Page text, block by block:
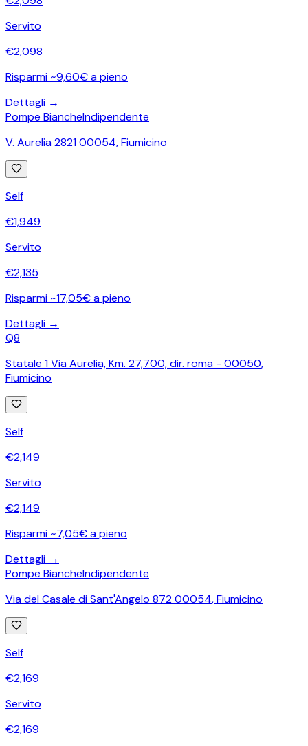
Servito
€2,098
Risparmi ~9,60€ a pieno
Dettagli →
Pompe BiancheIndipendente
V. Aurelia 2821 00054,Fiumicino
Self
€1,949
Servito
€2,135
Risparmi ~17,05€ a pieno
Dettagli →
Q8
Statale 1 Via Aurelia, Km. 27,700, dir. roma - 00050,
Fiumicino
Self
€2,149
Servito
€2,149
Risparmi ~7,05€ a pieno
Dettagli →
Pompe BiancheIndipendente
Via del Casale di Sant'Angelo 872 00054,Fiumicino
Self
€2,169
Servito
€2,169